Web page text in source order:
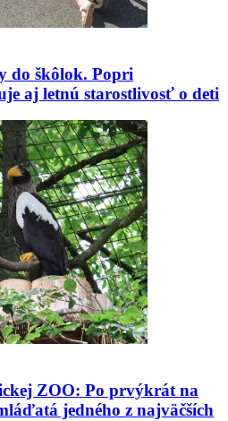
do škôlok. Popri
aj letnú starostlivosť o deti
ZOO: Po prvýkrát na
jedného z najväčších